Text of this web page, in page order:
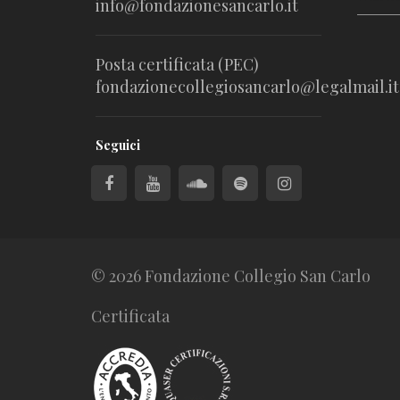
info@fondazionesancarlo.it
Posta certificata (PEC)
fondazionecollegiosancarlo@legalmail.it
Seguici
© 2026 Fondazione Collegio San Carlo
Certificata